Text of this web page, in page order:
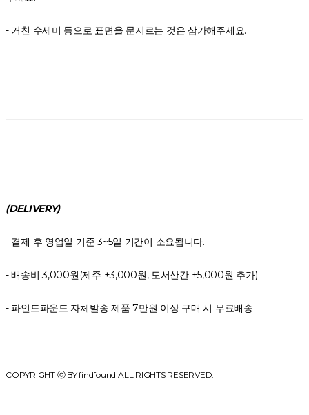
- 거친 수세미 등으로 표면을 문지르는 것은 삼가해주세요.
(DELIVERY)
- 결제 후 영업일 기준 3~5일 기간이 소요됩니다.
- 배송비 3,000원(제주 +3,000원, 도서산간 +5,000원 추가)
- 파인드파운드 자체발송 제품 7만원 이상 구매 시 무료배송
COPYRIGHT ⓒ BY findfound ALL RIGHTS RESERVED.